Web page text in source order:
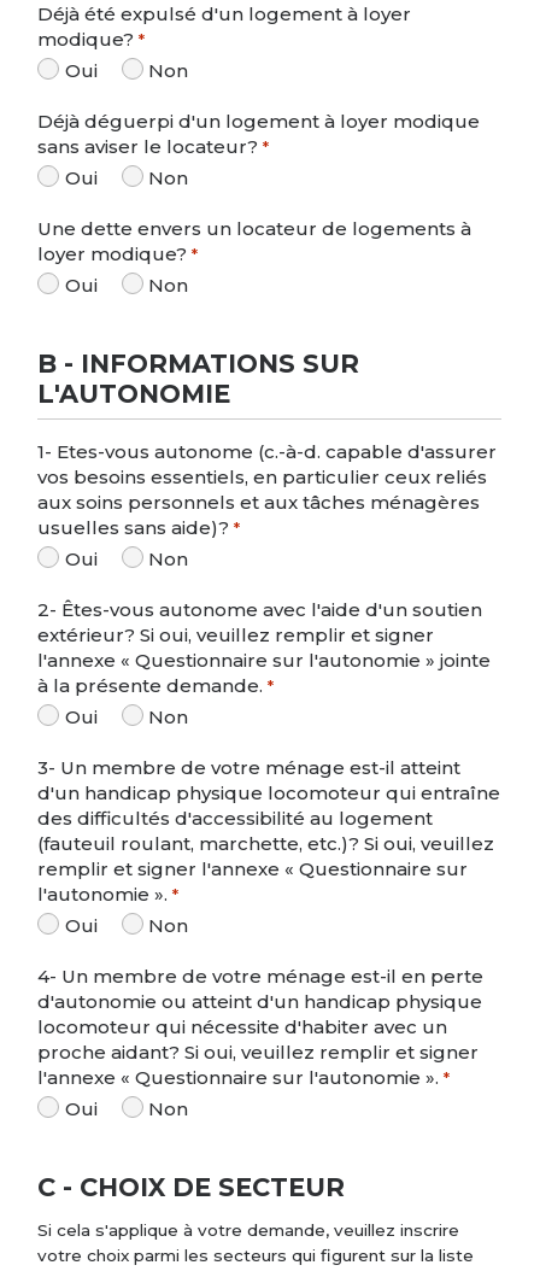
Déjà été expulsé d'un logement à loyer
modique? *
Oui Non
Déjà déguerpi d'un logement à loyer modique
sans aviser le locateur? *
Oui Non
Une dette envers un locateur de logements à
loyer modique? *
Oui Non
B - INFORMATIONS SUR
L'AUTONOMIE
1- Etes-vous autonome (c.-à-d. capable d'assurer
vos besoins essentiels, en particulier ceux reliés
aux soins personnels et aux tâches ménagères
usuelles sans aide)? *
Oui Non
2- Êtes-vous autonome avec l'aide d'un soutien
extérieur? Si oui, veuillez remplir et signer
l'annexe « Questionnaire sur l'autonomie » jointe
à la présente demande. *
Oui Non
3- Un membre de votre ménage est-il atteint
d'un handicap physique locomoteur qui entraîne
des difficultés d'accessibilité au logement
(fauteuil roulant, marchette, etc.)? Si oui, veuillez
remplir et signer l'annexe « Questionnaire sur
l'autonomie ». *
Oui Non
4- Un membre de votre ménage est-il en perte
d'autonomie ou atteint d'un handicap physique
locomoteur qui nécessite d'habiter avec un
proche aidant? Si oui, veuillez remplir et signer
l'annexe « Questionnaire sur l'autonomie ». *
Oui Non
C - CHOIX DE SECTEUR
Si cela s'applique à votre demande, veuillez inscrire
votre choix parmi les secteurs qui figurent sur la liste